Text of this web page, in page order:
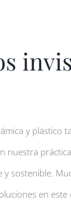
y plástico
nuestra
y sostenible.
en